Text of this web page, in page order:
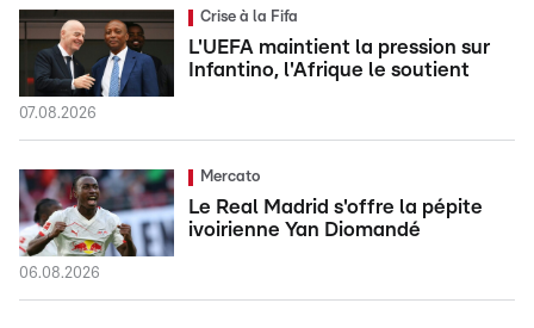
Crise à la Fifa
L'UEFA maintient la pression sur
Infantino, l'Afrique le soutient
07.08.2026
Mercato
Le Real Madrid s'offre la pépite
ivoirienne Yan Diomandé
06.08.2026